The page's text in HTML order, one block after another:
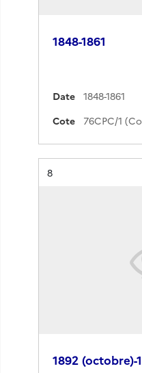
1848-1861
Date
1848-1861
Cote
76CPC/1
Résultat n°
8
1892 (octobre)-